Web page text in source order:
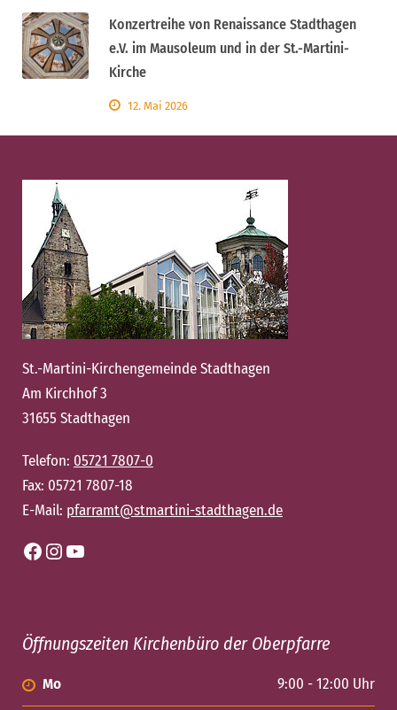
Konzertreihe von Renaissance Stadthagen
e.V. im Mausoleum und in der St.-Martini-
Kirche
12. Mai 2026
St.-Martini-Kirchengemeinde Stadthagen
Am Kirchhof 3
31655 Stadthagen
Telefon: 05721 7807-0
Fax: 05721 7807-18
E-Mail: pfarramt@stmartini-stadthagen.de
Facebook Instagram YouTube
Öffnungszeiten Kirchenbüro der Oberpfarre
Mo 9:00 - 12:00 Uhr